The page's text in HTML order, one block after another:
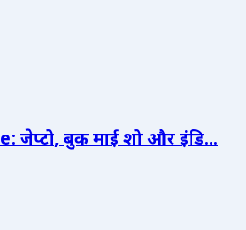
जेप्टो, बुक माई शो और इंडि...